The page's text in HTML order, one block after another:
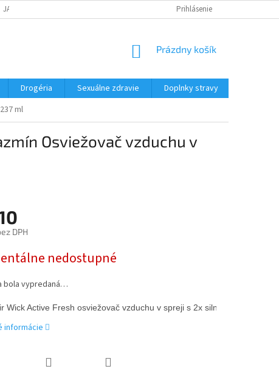
JAK REKLAMOVAT ZBOŽÍ VŠEOBECNÉ OBCHODNÉ PODMIENKY
Prihlásenie
NÁKUPNÝ
Prázdny košík
Drogéria Sexuálne zdravie Doplnky stravy
ml
Osviežovač vzduchu v
DPH
nedostupné
bola vypredaná…
Wick Active Fresh osviežovač vzduchu v spreji s 2x silnejšou
informácie